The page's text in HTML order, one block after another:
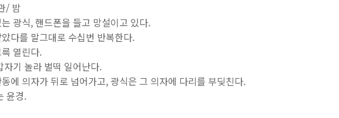
/ 밤
광식, 핸드폰을 들고 망설이고 있다.
다를 말그대로 수십번 반복한다.
열린다.
자기 놀라 벌떡 일어난다.
에 의자가 뒤로 넘어가고, 광식은 그 의자에 다리를 부딪친다.
윤경.